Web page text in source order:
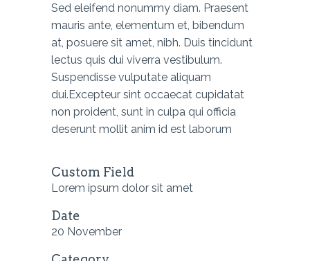
Sed eleifend nonummy diam. Praesent
mauris ante, elementum et, bibendum
at, posuere sit amet, nibh. Duis tincidunt
lectus quis dui viverra vestibulum.
Suspendisse vulputate aliquam
dui.Excepteur sint occaecat cupidatat
non proident, sunt in culpa qui officia
deserunt mollit anim id est laborum
Custom Field
Lorem ipsum dolor sit amet
Date
20 November